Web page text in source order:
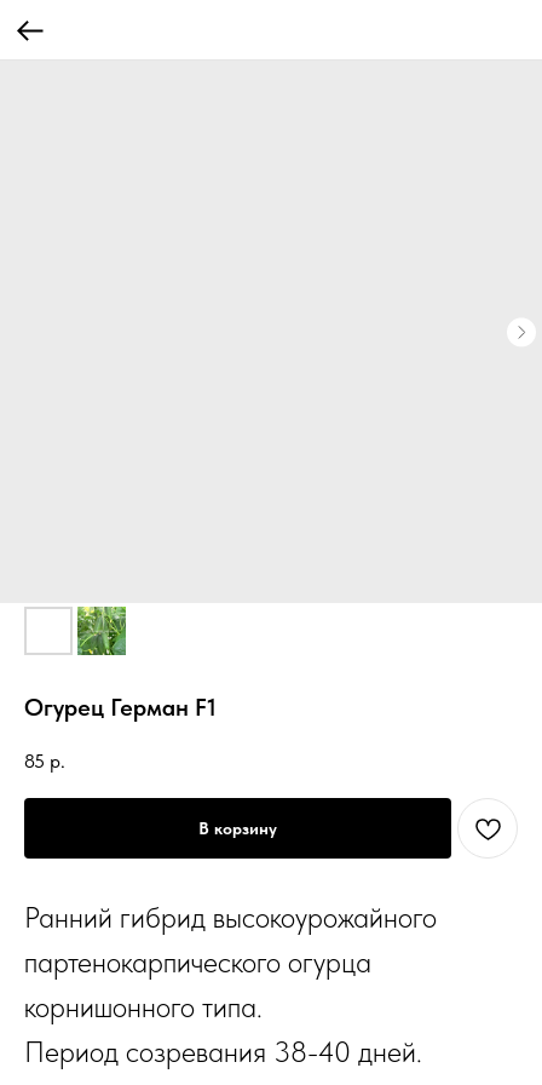
Огурец Герман F1
85 р.
В корзину
Ранний гибрид высокоурожайного
партенокарпического огурца
корнишонного типа.
Период созревания 38-40 дней.